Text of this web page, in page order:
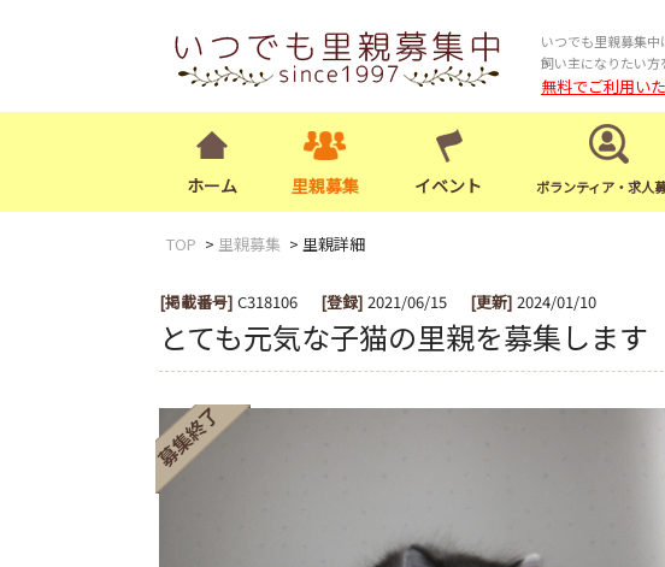
いつでも里親募集
飼い主になりたい方
無料でご利用い
ホーム 里親募集 イベント ボランティア・求人
TOP 里親募集 里親詳細
[掲載番号] C318106 [登録] 2021/06/15 [更新] 2024/01/10
とても元気な子猫の里親を募集します